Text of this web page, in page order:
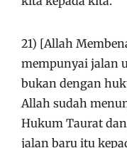
21) [Allah
mempunyai jalan
bukan dengan
Allah sudah
Hukum Taurat
jalan baru itu